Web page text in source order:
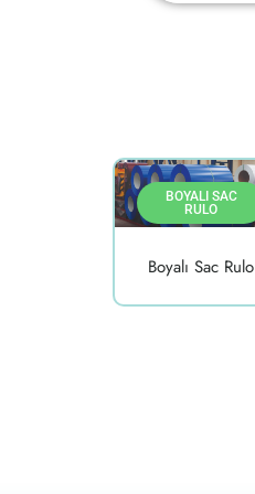
BOYALI SAC
RULO
Boyalı Sac Rulo